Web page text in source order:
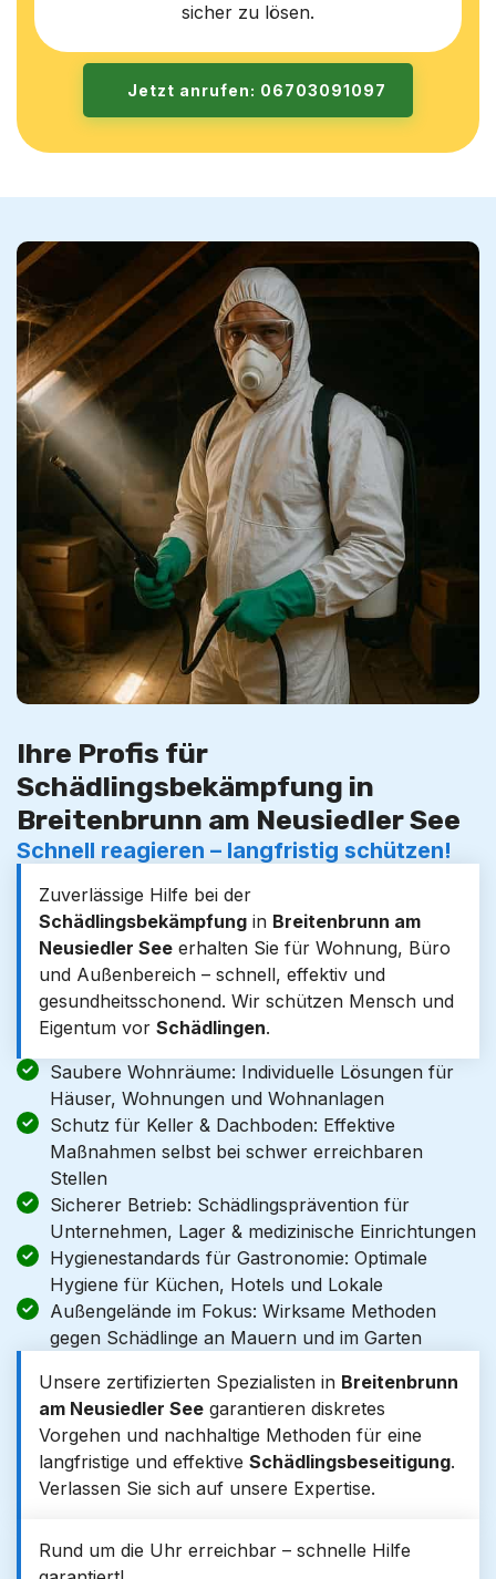
sicher zu lösen.
Jetzt anrufen: 06703091097
Ihre Profis für
Schädlingsbekämpfung in
Breitenbrunn am Neusiedler See
Schnell reagieren – langfristig schützen!
Zuverlässige Hilfe bei der
Schädlingsbekämpfung in Breitenbrunn am
Neusiedler See erhalten Sie für Wohnung, Büro
und Außenbereich – schnell, effektiv und
gesundheitsschonend. Wir schützen Mensch und
Eigentum vor Schädlingen.
Saubere Wohnräume: Individuelle Lösungen für
Häuser, Wohnungen und Wohnanlagen
Schutz für Keller & Dachboden: Effektive
Maßnahmen selbst bei schwer erreichbaren
Stellen
Sicherer Betrieb: Schädlingsprävention für
Unternehmen, Lager & medizinische Einrichtungen
Hygienestandards für Gastronomie: Optimale
Hygiene für Küchen, Hotels und Lokale
Außengelände im Fokus: Wirksame Methoden
gegen Schädlinge an Mauern und im Garten
Unsere zertifizierten Spezialisten in Breitenbrunn
am Neusiedler See garantieren diskretes
Vorgehen und nachhaltige Methoden für eine
langfristige und effektive Schädlingsbeseitigung.
Verlassen Sie sich auf unsere Expertise.
Rund um die Uhr erreichbar – schnelle Hilfe